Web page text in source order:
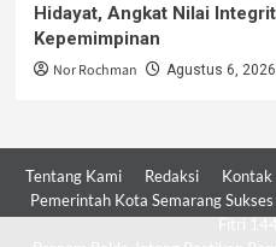
Hidayat, Angkat Nilai
Kepemimpinan
Nor Rochman Agustus 6, 2026
Tentang Kami Redaksi Kontak
Pemerintah Kota Semarang